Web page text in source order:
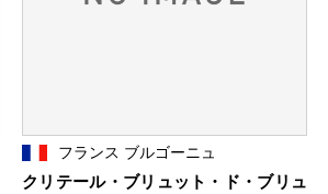
フランス ブルゴーニュ
クリテール・ブリュット・ド・ブリュ